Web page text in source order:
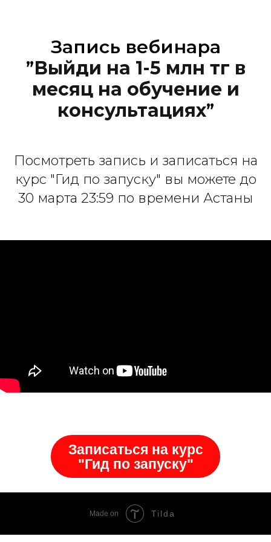
Запись вебинара
”Выйди на 1-5 млн тг в
месяц на обучение и
консультациях”
Посмотреть запись и записаться на
курс "Гид по запуску" вы можете до
30 марта 23:59 по времени Астаны
Записаться на курс
"Гид по запуску"
Made on Tilda